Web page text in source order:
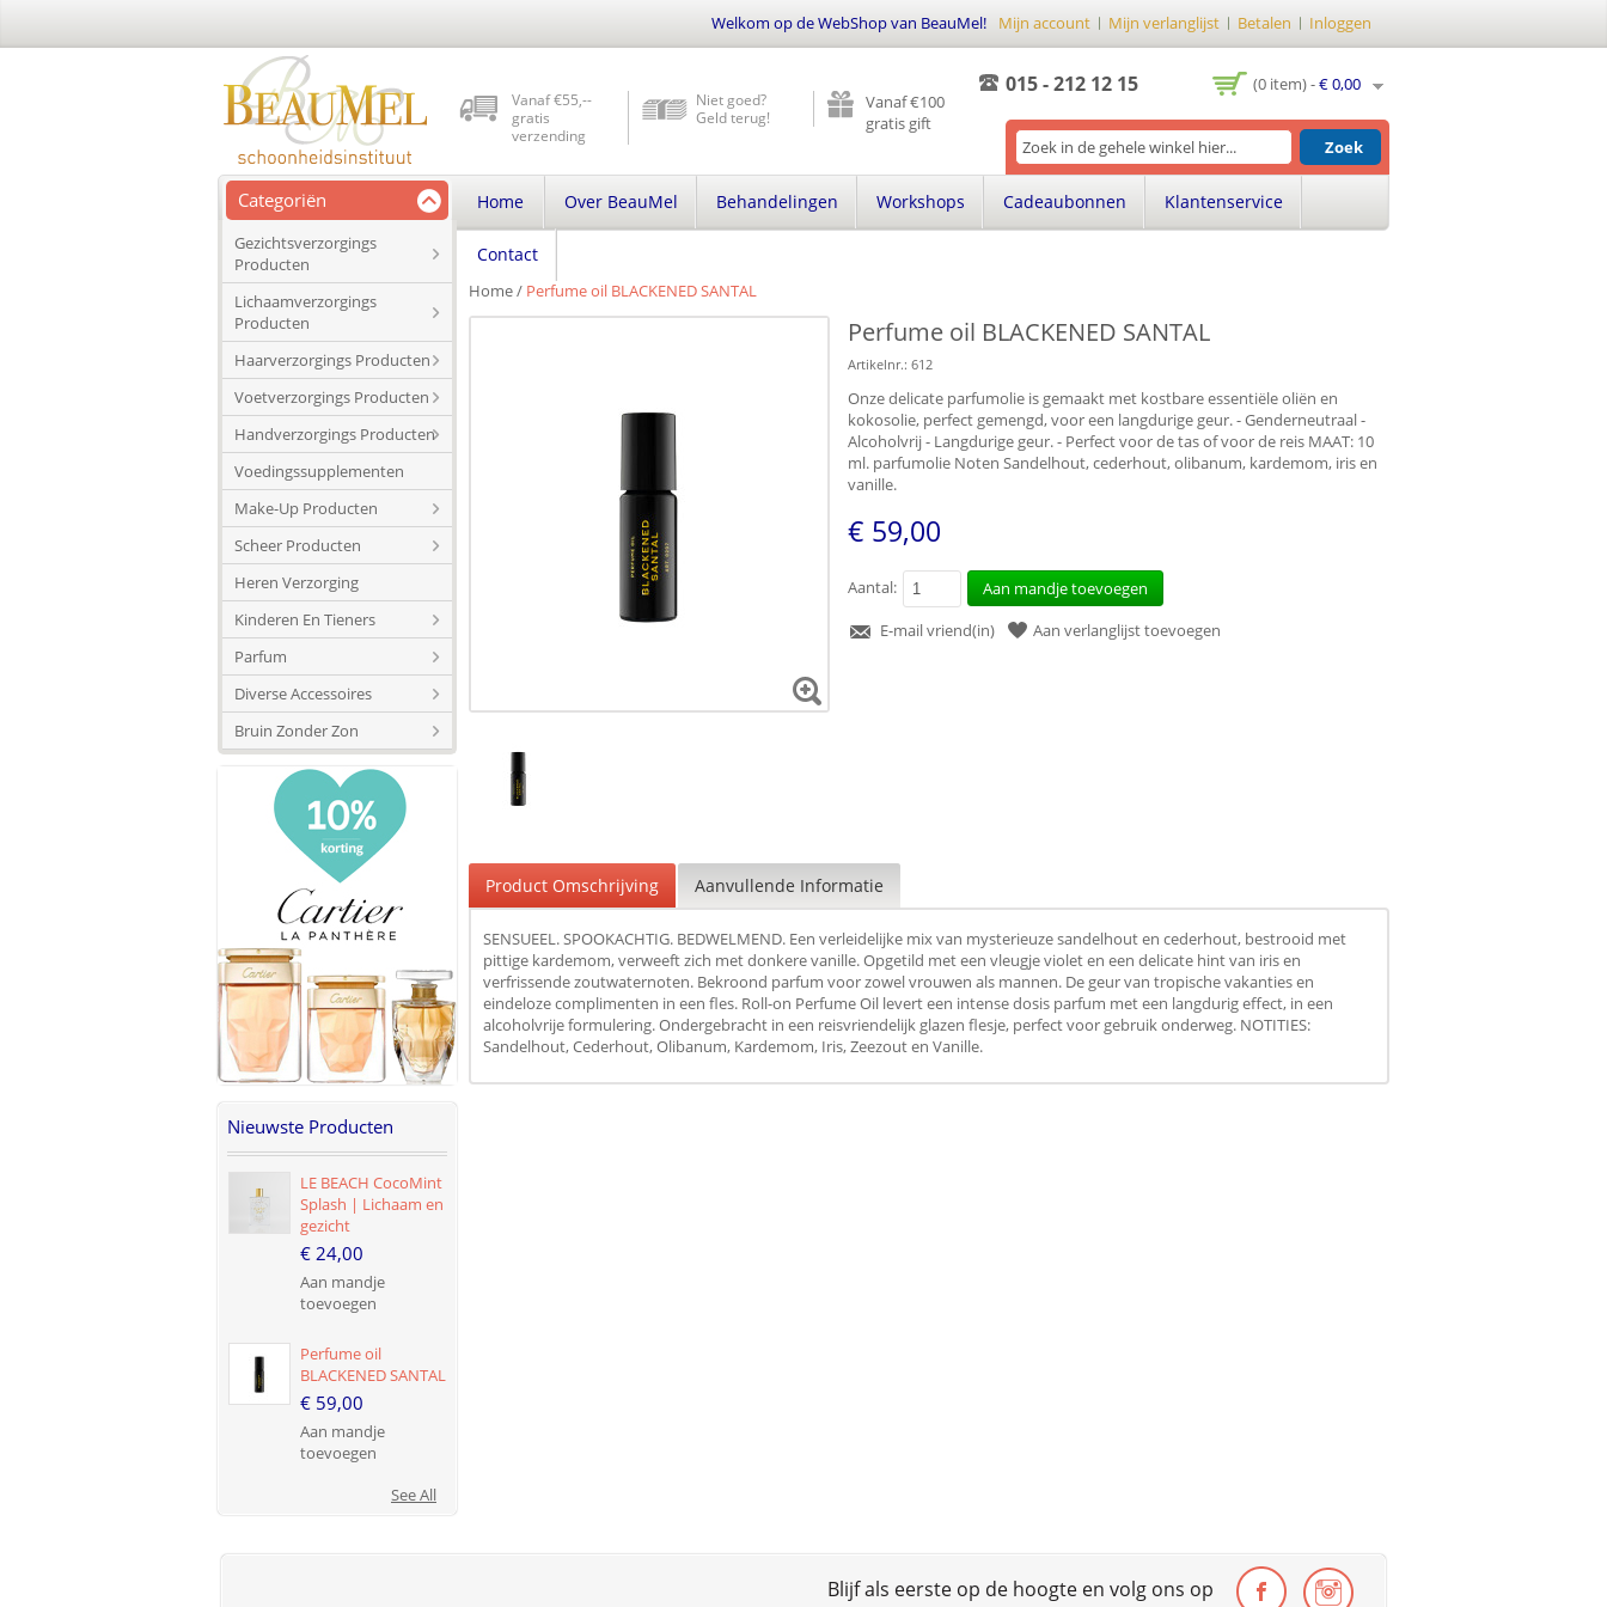
Mijn account Mijn verlanglijst Betalen Inloggen
Welkom op de WebShop van BeauMel!
Vanaf €55,--
gratis
verzending
Niet goed?
Geld terug!
Vanaf €100
gratis gift
015 - 212 12 15 (0 item) -€ 0,00
Zoek
Categoriën
Gezichtsverzorgings
Producten
Lichaamverzorgings
Producten
Haarverzorgings Producten
Voetverzorgings Producten
Handverzorgings Producten
Voedingssupplementen
Make-Up Producten
Scheer Producten
Heren Verzorging
Kinderen En Tieners
Parfum
Diverse Accessoires
Bruin Zonder Zon
Home Over BeauMel Behandelingen Workshops Cadeaubonnen Klantenservice
Contact
Home/ Perfume oil BLACKENED SANTAL
Perfume oil BLACKENED SANTAL
Artikelnr.: 612
Onze delicate parfumolie is gemaakt met kostbare essentiële oliën en
kokosolie, perfect gemengd, voor een langdurige geur. - Genderneutraal -
Alcoholvrij - Langdurige geur. - Perfect voor de tas of voor de reis MAAT: 10
ml. parfumolie Noten Sandelhout, cederhout, olibanum, kardemom, iris en
vanille.
€ 59,00
Aantal:
Aan mandje toevoegen
E-mail vriend(in)
Aan verlanglijst toevoegen
Product Omschrijving Aanvullende Informatie
SENSUEEL. SPOOKACHTIG. BEDWELMEND. Een verleidelijke mix van mysterieuze sandelhout en cederhout, bestrooid met
pittige kardemom, verweeft zich met donkere vanille. Opgetild met een vleugje violet en een delicate hint van iris en
verfrissende zoutwaternoten. Bekroond parfum voor zowel vrouwen als mannen. De geur van tropische vakanties en
eindeloze complimenten in een fles. Roll-on Perfume Oil levert een intense dosis parfum met een langdurig effect, in een
alcoholvrije formulering. Ondergebracht in een reisvriendelijk glazen flesje, perfect voor gebruik onderweg. NOTITIES:
Sandelhout, Cederhout, Olibanum, Kardemom, Iris, Zeezout en Vanille.
Nieuwste Producten
LE BEACH CocoMint
Splash | Lichaam en
gezicht
€ 24,00
Aan mandje
toevoegen
Perfume oil
BLACKENED SANTAL
€ 59,00
Aan mandje
toevoegen
See All
Blijf als eerste op de hoogte en volg ons op